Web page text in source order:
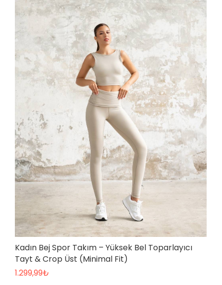
Kadın Bej Spor Takım – Yüksek Bel Toparlayıcı
Tayt & Crop Üst (Minimal Fit)
1.299,99₺